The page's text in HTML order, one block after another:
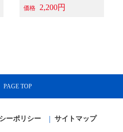
価格 2,200円
PAGE TOP
ーポリシー
サイトマップ